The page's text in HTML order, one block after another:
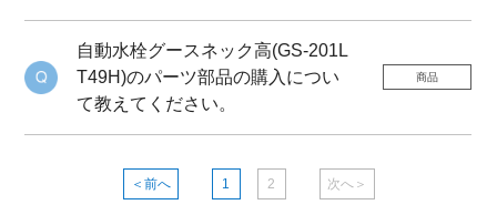
自動水栓グースネック高(GS-201L
T49H)のパーツ部品の購入につい
て教えてください。
商品
＜前へ 1 2 次へ＞